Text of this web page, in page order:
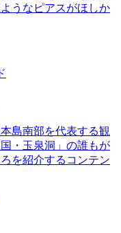
うなピアスがほしか
島南部を代表する観
・玉泉洞」の誰もが
を紹介するコンテン